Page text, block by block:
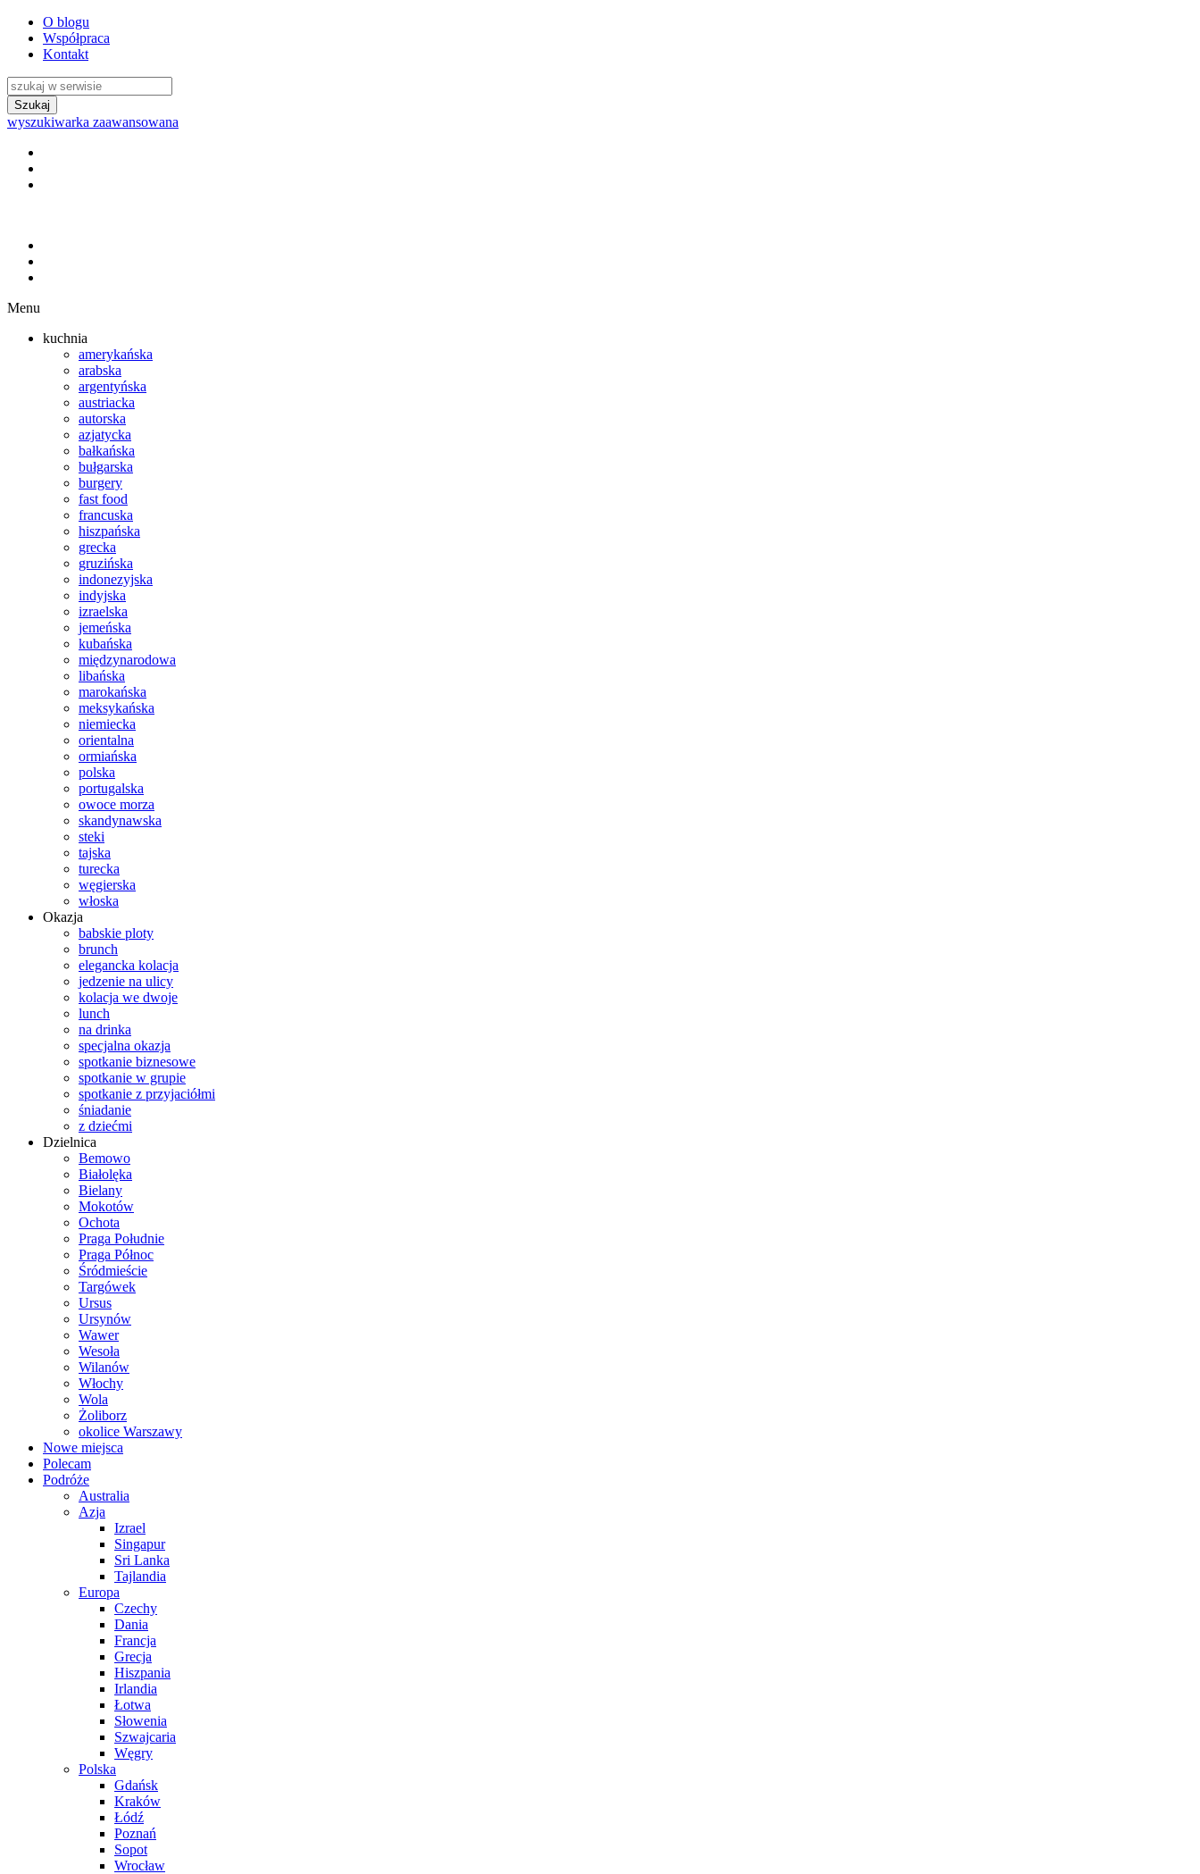
O blogu
Współpraca
Kontakt
wyszukiwarka zaawansowana
Menu
kuchnia
amerykańska
arabska
argentyńska
austriacka
autorska
azjatycka
bałkańska
bułgarska
burgery
fast food
francuska
hiszpańska
grecka
gruzińska
indonezyjska
indyjska
izraelska
jemeńska
kubańska
międzynarodowa
libańska
marokańska
meksykańska
niemiecka
orientalna
ormiańska
polska
portugalska
owoce morza
skandynawska
steki
tajska
turecka
węgierska
włoska
Okazja
babskie ploty
brunch
elegancka kolacja
jedzenie na ulicy
kolacja we dwoje
lunch
na drinka
specjalna okazja
spotkanie biznesowe
spotkanie w grupie
spotkanie z przyjaciółmi
śniadanie
z dziećmi
Dzielnica
Bemowo
Białolęka
Bielany
Mokotów
Ochota
Praga Południe
Praga Północ
Śródmieście
Targówek
Ursus
Ursynów
Wawer
Wesoła
Wilanów
Włochy
Wola
Żoliborz
okolice Warszawy
Nowe miejsca
Polecam
Podróże
Australia
Azja
Izrael
Singapur
Sri Lanka
Tajlandia
Europa
Czechy
Dania
Francja
Grecja
Hiszpania
Irlandia
Łotwa
Słowenia
Szwajcaria
Węgry
Polska
Gdańsk
Kraków
Łódź
Poznań
Sopot
Wrocław